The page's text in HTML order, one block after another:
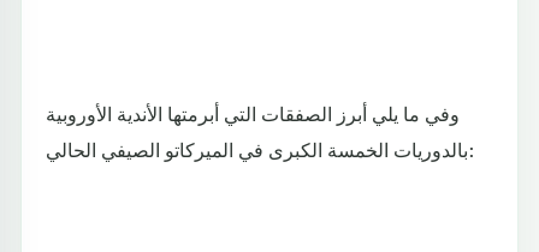
وفي ما يلي أبرز الصفقات التي أبرمتها الأندية الأوروبية
بالدوريات الخمسة الكبرى في الميركاتو الصيفي الحالي: